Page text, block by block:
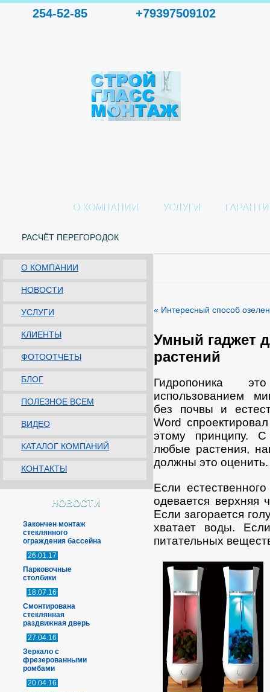
254-52-85 +79397509102
О КОМПАНИИ УСЛУГИ
РАСЧЁТ ПЕРЕГОРОДОК
О КОМПАНИИ
НОВОСТИ
УСЛУГИ
КЛИЕНТЫ
ФОТООТЧЕТЫ
БЛОГ
ПОЛЕЗНОЕ ВСЕМ
ВИДЕО
КАТАЛОГ КОМПАНИЙ
КОНТАКТЫ
НОВОСТИ
Закончен монтаж
стеклянного
ограждения бассейна
26.01.17
Парковочные
столбики
18.07.16
Смонтирована
стеклянная
раздвижная дверь
27.04.16
Зеркало с
фрезерованными
ромбами
20.04.16
« Интересный способ
Умный гаджет
растений
Гидропоника
использованием
без почвы и
Word
этому принципу.
любые растения,
должны это оценить.
Если
одевается верхняя
Если загорается
хватает воды.
питательных